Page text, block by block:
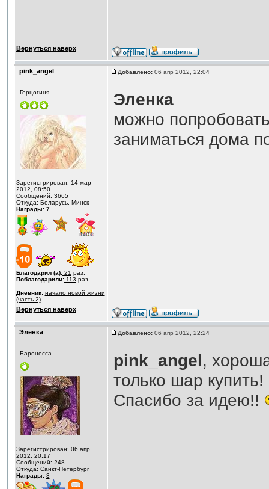
Вернуться наверх
pink_angel Добавлено:06 апр 2012, 22:04
Герцогиня
Зарегистрирован: 14 мар
2012, 08:50
Сообщений: 3665
Откуда: Беларусь, Минск
Награды: 7
Благодарил (а):21 раз.
Поблагодарили:113 раз.
Дневник: начало новой жизни
(часть 2)
Эленка
можно
заниматься дома
Вернуться наверх
Эленка Добавлено:06 апр 2012, 22:24
Баронесса
Зарегистрирован: 06 апр
2012, 20:17
Сообщений: 248
Откуда: Санкт-Петербург
Награды: 3
pink_angel,
только шар купить!
Спасибо за идею!!